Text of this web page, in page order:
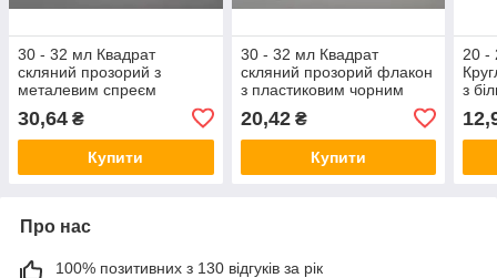
30 - 32 мл Квадрат
скляний прозорий з
металевим спреєм
18/415, флакон, пляшка,
атомайзер
30,64 ₴
Купити
30 - 32 мл Квадрат
скляний прозорий флакон
з пластиковим чорним
атомайзер
20,42₴
Купити
20
з
Про нас
100% позитивних з 130 відгуків за рік